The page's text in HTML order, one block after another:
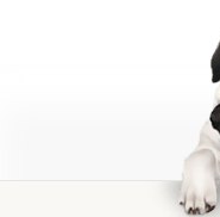
активных форм
ферментов) и
цитокинов, в свою
пролиферацию,
приобретенного
Через усиление
факторов гликопин
действия препарата